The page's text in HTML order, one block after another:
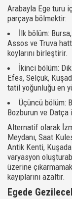
Arabayla Ege turu
parçaya bölmektir:
İlk bölüm:
Assos ve Truva
koylarını birleştirir.
İkinci bölüm:
Efes, Selçuk,
tatil yoğunluğu en
Üçüncü bölüm:
Bozburun ve Datça
Alternatif olarak
Meydanı, Saat
Antik Kenti,
varyasyon
üzerine
kayıplarını azaltır.
Egede